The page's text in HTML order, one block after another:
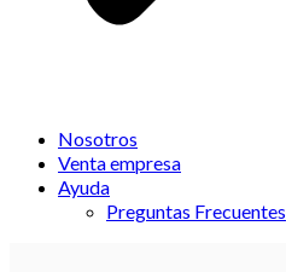
Nosotros
Venta empresa
Ayuda
Preguntas Frecuentes